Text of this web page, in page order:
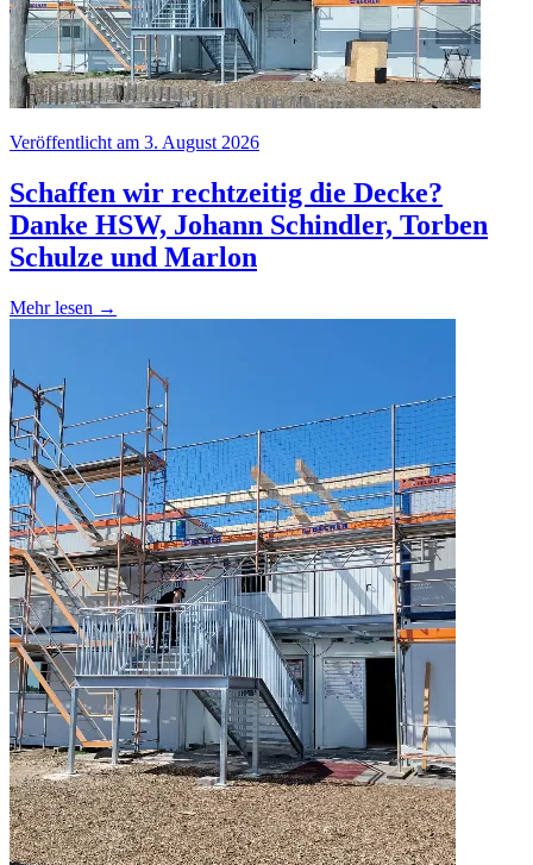
Veröffentlicht am 3. August 2026
Schaffen wir rechtzeitig die Decke?
Danke HSW, Johann Schindler, Torben
Schulze und Marlon
Mehr lesen →